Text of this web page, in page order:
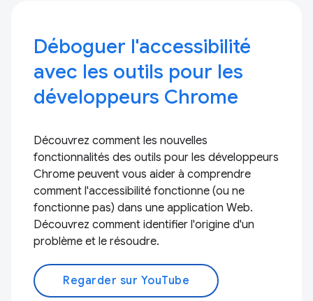
Déboguer l'accessibilité
avec les outils pour les
développeurs Chrome
Découvrez comment les nouvelles
fonctionnalités des outils pour les développeurs
Chrome peuvent vous aider à comprendre
comment l'accessibilité fonctionne (ou ne
fonctionne pas) dans une application Web.
Découvrez comment identifier l'origine d'un
problème et le résoudre.
Regarder sur YouTube